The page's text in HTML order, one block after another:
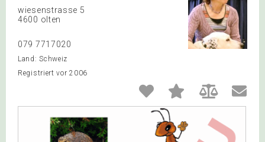
wiesenstrasse 5
4600 olten
079 7717020
Land: Schweiz
Registriert vor 2006